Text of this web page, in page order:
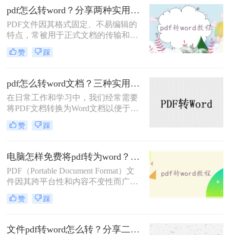
转换成word呢？本文将介绍两种PDF
转换成Word的方法。
pdf怎么转word？分享两种实用方法！
PDF文件因其格式固定、不易编辑的
特点，常被用于正式文档的传输和存
档。然而，当我们需要编辑PDF内容
时，将其转换为Word文档是常见需
绍两种实用的PDF转Word方法，帮助
你轻松完成格式转换。
赞 踩
pdf怎么转word文档？三种实用方法介绍!
在日常工作和学习中，我们经常需要
将PDF文档转换为Word文档以便于编
辑和修改。那么pdf怎么转word文档
呢？本文将介绍三种实用的PDF转
缺点和适用场景，希望能帮助您找到
最适合自己的转换方式。
赞 踩
电脑怎样免费将pdf转为word？推荐2种好用方法！
PDF（Portable Document Format）文
件因其跨平台性和内容不变性而广泛
应用于各种场合。然而，有时我们需
要对PDF文件进行编辑或修改，这时
要。那么电脑怎样免费将pdf转为word
赞 踩
文件pdf转word怎么转？分享二种高效转换方法！